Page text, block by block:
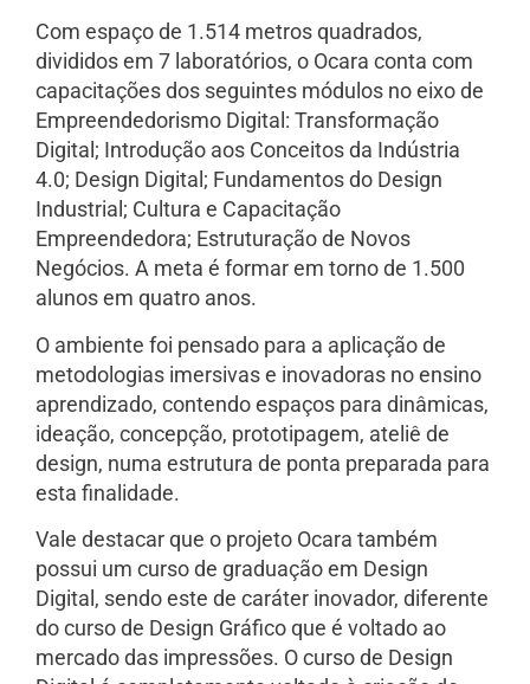
Com espaço de 1.514 metros quadrados,
divididos em 7 laboratórios, o Ocara conta com
capacitações dos seguintes módulos no eixo de
Empreendedorismo Digital: Transformação
Digital; Introdução aos Conceitos da Indústria
4.0; Design Digital; Fundamentos do Design
Industrial; Cultura e Capacitação
Empreendedora; Estruturação de Novos
Negócios. A meta é formar em torno de 1.500
alunos em quatro anos.
O ambiente foi pensado para a aplicação de
metodologias imersivas e inovadoras no ensino
aprendizado, contendo espaços para dinâmicas,
ideação, concepção, prototipagem, ateliê de
design, numa estrutura de ponta preparada para
esta finalidade.
Vale destacar que o projeto Ocara também
possui um curso de graduação em Design
Digital, sendo este de caráter inovador, diferente
do curso de Design Gráfico que é voltado ao
mercado das impressões. O curso de Design